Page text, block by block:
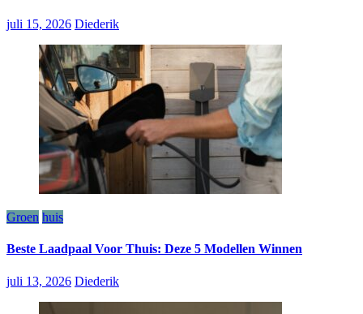
juli 15, 2026 Diederik
Groen huis
Beste Laadpaal Voor Thuis: Deze 5 Modellen Winnen
juli 13, 2026 Diederik